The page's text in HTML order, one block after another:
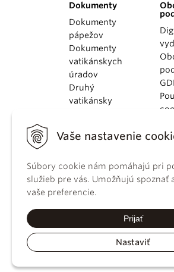
Vaše nastavenie
Súbory cookie nám pomáhajú pri
služieb pre vás. Umožňujú spoznať
vaše preferencie.
Prijať
Nastaviť
Dokumenty
Dokumenty
pápežov
Dokumenty
vatikánskych
úradov
Druhý
vatikánsky
KBS
kánonického
práva
Katechizmus